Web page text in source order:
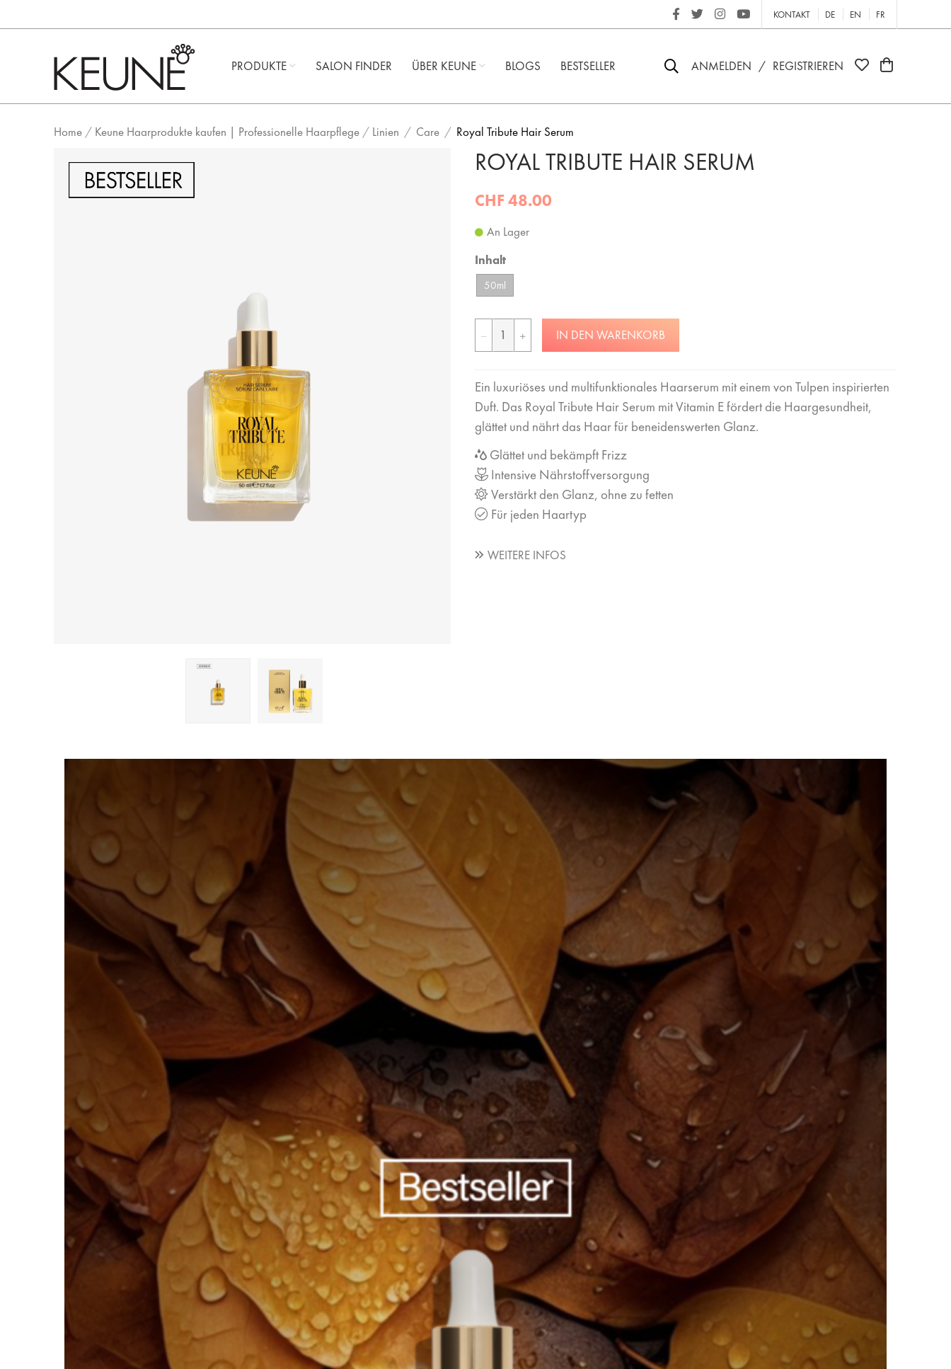
KONTAKT DE EN FR
PRODUKTE SALON FINDER ÜBER KEUNE ​ BLOGS BESTSELLER ANMELDEN / REGISTRIEREN
Home / Keune Haarprodukte kaufen | Professionelle Haarpflege / Linien Care Royal Tribute Hair Serum
ROYAL TRIBUTE HAIR SERUM
CHF 48.00
An Lager
Inhalt
50ml
IN DEN WARENKORB
Ein luxuriöses und multifunktionales Haarserum mit einem von Tulpen inspirierten
Duft. Das Royal Tribute Hair Serum mit Vitamin E fördert die Haargesundheit,
glättet und nährt das Haar für beneidenswerten Glanz.
Glättet und bekämpft Frizz
Intensive Nährstoffversorgung
Verstärkt den Glanz, ohne zu fetten
Für jeden Haartyp
WEITERE INFOS